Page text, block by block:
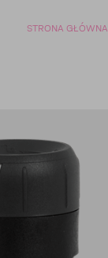
STRONA GŁÓWNA